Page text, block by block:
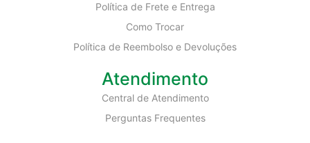
Política de Frete e Entrega
Como Trocar
Política de Reembolso e Devoluções
Atendimento
Central de Atendimento
Perguntas Frequentes